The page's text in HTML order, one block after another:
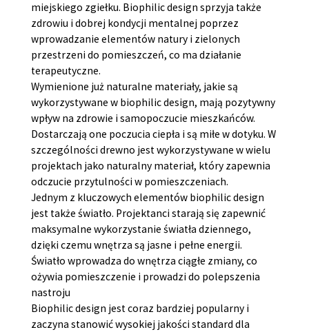
miejskiego zgiełku. Biophilic design sprzyja także
zdrowiu i dobrej kondycji mentalnej poprzez
wprowadzanie elementów natury i zielonych
przestrzeni do pomieszczeń, co ma działanie
terapeutyczne.
Wymienione już naturalne materiały, jakie są
wykorzystywane w biophilic design, mają pozytywny
wpływ na zdrowie i samopoczucie mieszkańców.
Dostarczają one poczucia ciepła i są miłe w dotyku. W
szczególności drewno jest wykorzystywane w wielu
projektach jako naturalny materiał, który zapewnia
odczucie przytulności w pomieszczeniach.
Jednym z kluczowych elementów biophilic design
jest także światło. Projektanci starają się zapewnić
maksymalne wykorzystanie światła dziennego,
dzięki czemu wnętrza są jasne i pełne energii.
Światło wprowadza do wnętrza ciągłe zmiany, co
ożywia pomieszczenie i prowadzi do polepszenia
nastroju
Biophilic design jest coraz bardziej popularny i
zaczyna stanowić wysokiej jakości standard dla